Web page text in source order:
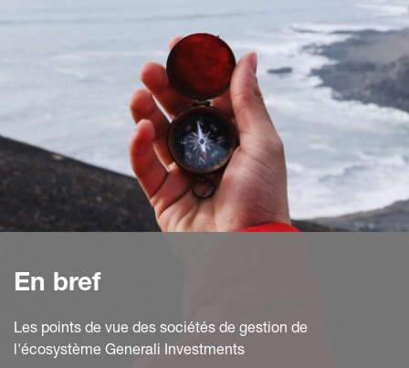
En bref
Les points de vue des sociétés de gestion de
l'écosystème Generali Investments